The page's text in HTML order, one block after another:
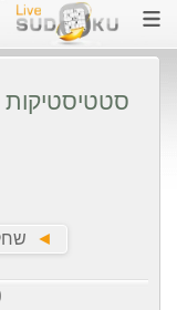
סטטיסטיקות
►שחק/